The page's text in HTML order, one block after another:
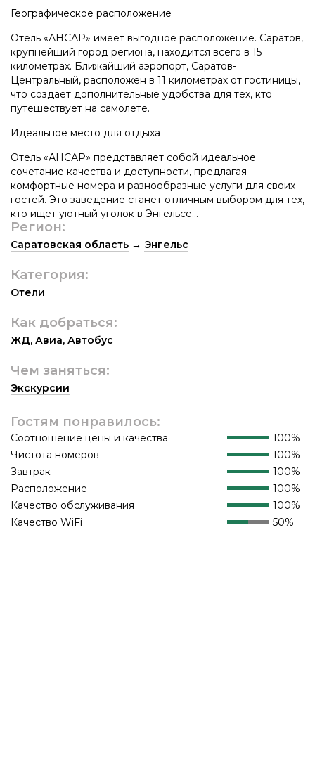
Географическое расположение
Отель «АНСАР» имеет выгодное расположение. Саратов,
крупнейший город региона, находится всего в 15
километрах. Ближайший аэропорт, Саратов-
Центральный, расположен в 11 километрах от гостиницы,
что создает дополнительные удобства для тех, кто
путешествует на самолете.
Идеальное место для отдыха
Отель «АНСАР» представляет собой идеальное
сочетание качества и доступности, предлагая
комфортные номера и разнообразные услуги для своих
гостей. Это заведение станет отличным выбором для тех,
кто ищет уютный уголок в Энгельсе…
Регион:
Саратовская область → Энгельс
Категория:
Отели
Как добраться:
ЖД, Авиа, Автобус
Чем заняться:
Экскурсии
Гостям понравилось:
Соотношение цены и качества
100%
Чистота номеров
100%
Завтрак
100%
Расположение
100%
Качество обслуживания
100%
Качество WiFi
50%